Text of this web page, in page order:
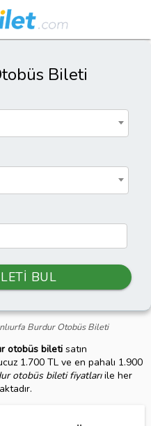
Bileti
BUL
Burdur Otobüs Bileti
otobüs biletisatın
1.700 TL ve en pahalı 1.900
otobüs bileti fiyatlarıile her